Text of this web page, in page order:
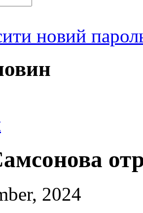
новий
2024